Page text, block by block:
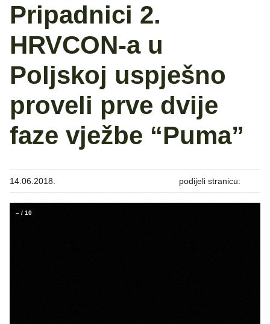
Pripadnici 2.
HRVCON-a u
Poljskoj uspješno
proveli prve dvije
faze vježbe “Puma”
14.06.2018. podijeli stranicu:
– / 10